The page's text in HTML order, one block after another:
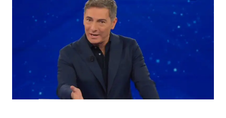
News Spettacolo
Benessere Cucina e Ricette
Consigli di Cucina